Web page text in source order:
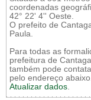
coordenadas
42° 22' 4'' Oeste.
O prefeito de
Paula.
Para todas as
prefeitura de
também pode
pelo endereço
Atualizar dados.